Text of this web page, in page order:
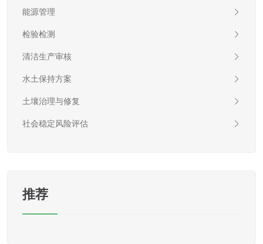
能源管理
检验检测
清洁生产审核
水土保持方案
土壤治理与修复
社会稳定风险评估
推荐